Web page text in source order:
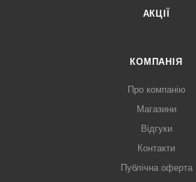
АКЦІЇ
КОМПАНІЯ
Про компанію
Магазини
Відгуки
Контакти
Публічна оферта